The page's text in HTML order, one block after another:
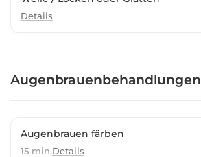
Details
Augenbrauenbehandlungen
Augenbrauen färben
15 min.Details